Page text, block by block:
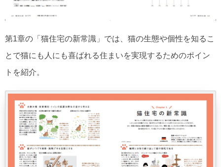
第1章の「猫住宅の新常識」では、猫の生態や個性を知るこ
とで猫にも人にも喜ばれる住まいを実現するためのポイン
トを紹介。